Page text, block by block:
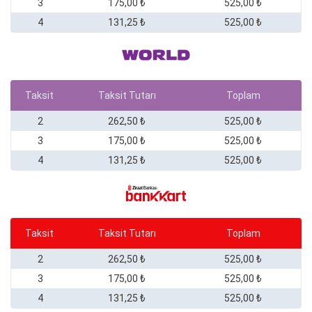
3 175,00 ₺
525,00 ₺
4
131,25 ₺ 525,00 ₺
Taksit Taksit Tutarı Toplam
2 262,50 ₺
525,00 ₺
3
175,00 ₺
525,00 ₺
4
131,25 ₺ 525,00 ₺
Taksit Taksit Tutarı Toplam
2 262,50 ₺
525,00 ₺
3
175,00 ₺
525,00 ₺
4
131,25 ₺ 525,00 ₺